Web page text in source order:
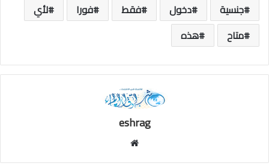
جنسية
دخول فقط فورا
لأي
متاح
هذه
eshrag